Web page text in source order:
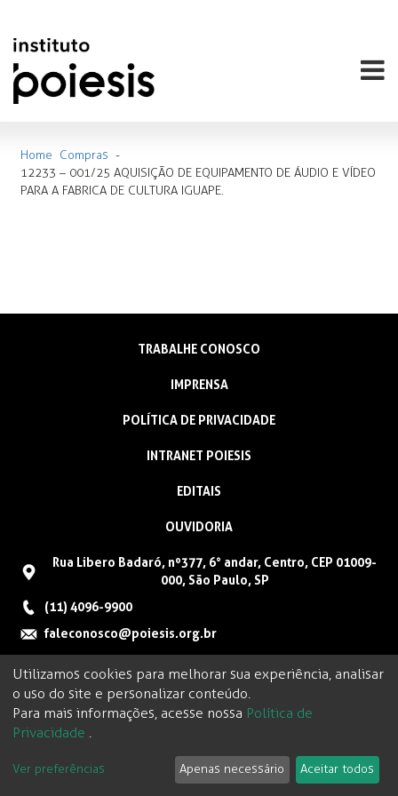
Home Compras -
12233 – 001/25 AQUISIÇÃO DE EQUIPAMENTO DE ÁUDIO E VÍDEO
PARA A FABRICA DE CULTURA IGUAPE.
TRABALHE CONOSCO
IMPRENSA
POLÍTICA DE PRIVACIDADE
INTRANET POIESIS
EDITAIS
OUVIDORIA
Rua Libero Badaró, nº377, 6° andar, Centro, CEP 01009-
000, São Paulo, SP
(11) 4096-9900
faleconosco@poiesis.org.br
Utilizamos cookies para melhorar sua experiência, analisar
o uso do site e personalizar conteúdo.
Para mais informações, acesse nossa Política de
Privacidade .
Ver preferências Apenas necessário Aceitar todos